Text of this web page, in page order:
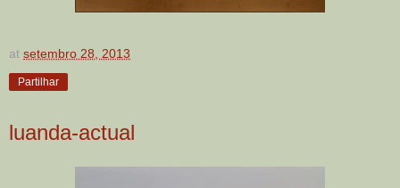
at setembro 28, 2013
Partilhar
luanda-actual